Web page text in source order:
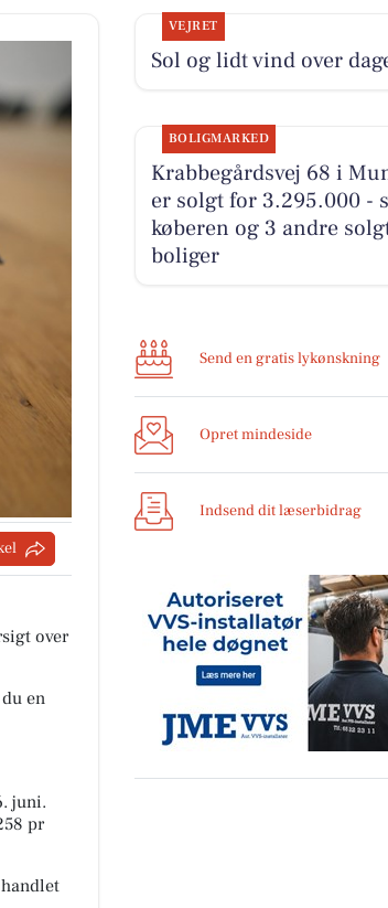
over
en
juni.
pr
VEJRET
Sol og lidt vind over
BOLIGMARKED
Krabbegårdsvej 68 i
er solgt for 3.295.000 -
køberen og 3 andre
boliger
Send en gratis lykønskning
Opret mindeside
Indsend dit læserbidrag